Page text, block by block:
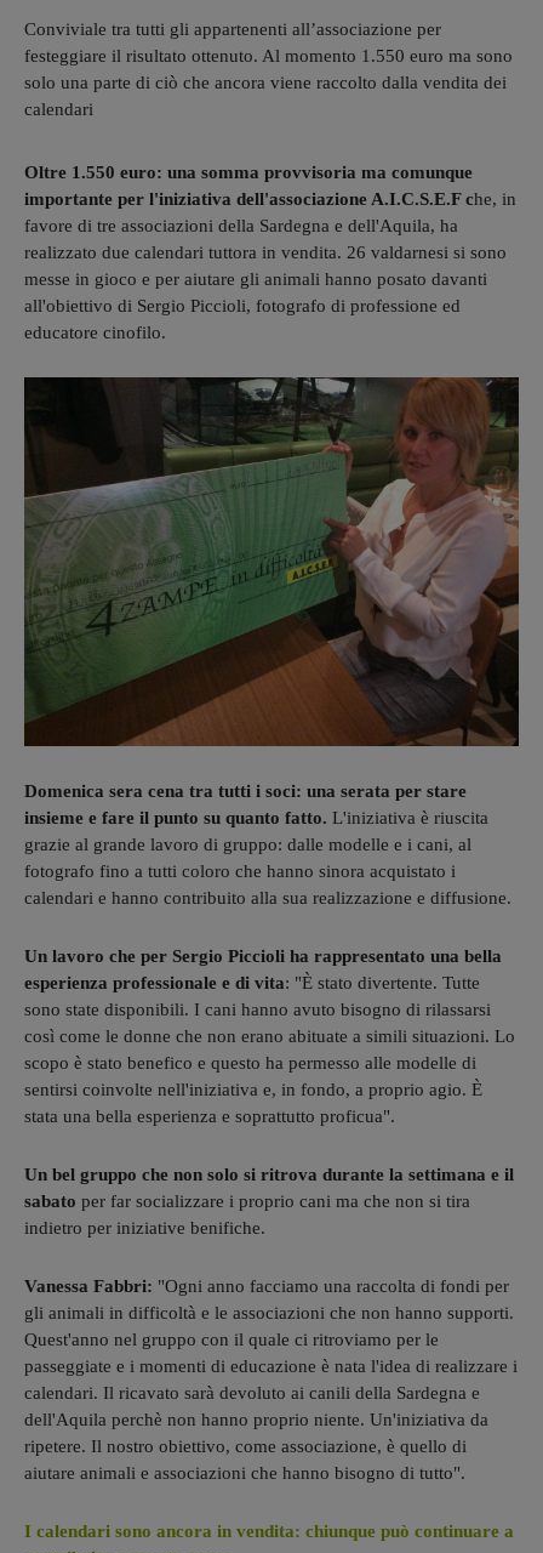
Conviviale tra tutti gli appartenenti all’associazione per
festeggiare il risultato ottenuto. Al momento 1.550 euro ma sono
solo una parte di ciò che ancora viene raccolto dalla vendita dei
calendari
Oltre 1.550 euro: una somma provvisoria ma comunque
importante per l'iniziativa dell'associazione A.I.C.S.E.F che, in
favore di tre associazioni della Sardegna e dell'Aquila, ha
realizzato due calendari tuttora in vendita. 26 valdarnesi si sono
messe in gioco e per aiutare gli animali hanno posato davanti
all'obiettivo di Sergio Piccioli, fotografo di professione ed
educatore cinofilo.
Domenica sera cena tra tutti i soci: una serata per stare
insieme e fare il punto su quanto fatto. L'iniziativa è riuscita
grazie al grande lavoro di gruppo: dalle modelle e i cani, al
fotografo fino a tutti coloro che hanno sinora acquistato i
calendari e hanno contribuito alla sua realizzazione e diffusione.
Un lavoro che per Sergio Piccioli ha rappresentato una bella
esperienza professionale e di vita: "È stato divertente. Tutte
sono state disponibili. I cani hanno avuto bisogno di rilassarsi
così come le donne che non erano abituate a simili situazioni. Lo
scopo è stato benefico e questo ha permesso alle modelle di
sentirsi coinvolte nell'iniziativa e, in fondo, a proprio agio. È
stata una bella esperienza e soprattutto proficua".
Un bel gruppo che non solo si ritrova durante la settimana e il
sabato per far socializzare i proprio cani ma che non si tira
indietro per iniziative benifiche.
Vanessa Fabbri: "Ogni anno facciamo una raccolta di fondi per
gli animali in difficoltà e le associazioni che non hanno supporti.
Quest'anno nel gruppo con il quale ci ritroviamo per le
passeggiate e i momenti di educazione è nata l'idea di realizzare i
calendari. Il ricavato sarà devoluto ai canili della Sardegna e
dell'Aquila perchè non hanno proprio niente. Un'iniziativa da
ripetere. Il nostro obiettivo, come associazione, è quello di
aiutare animali e associazioni che hanno bisogno di tutto".
I calendari sono ancora in vendita: chiunque può continuare a